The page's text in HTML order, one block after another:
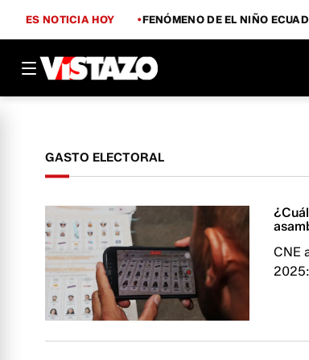
ES NOTICIA HOY FENÓMENO DE EL NIÑO
GASTO ELECTORAL
CNE